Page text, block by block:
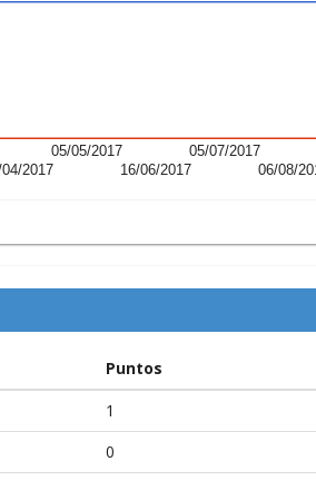
2017
05/05/2017
16/06/2017
05/07/2017
06/08/
Puntos
1
0